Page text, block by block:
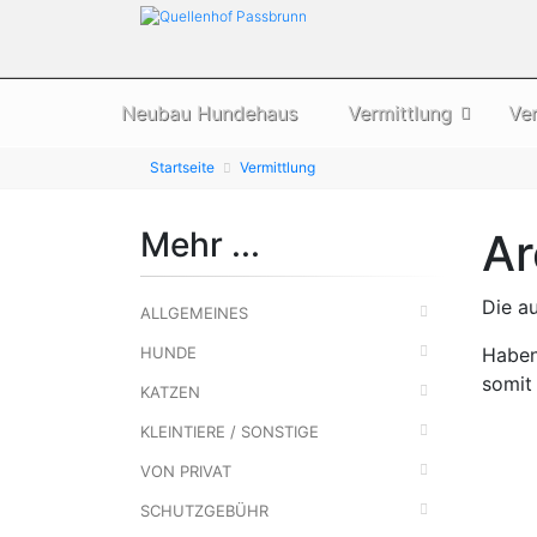
Neubau Hundehaus Vermittlung
Startseite Vermittlung
Die
Mehr ...
ALLGEMEINES
HUNDE
KATZEN
KLEINTIERE / SONSTIGE
VON PRIVAT
SCHUTZGEBÜHR